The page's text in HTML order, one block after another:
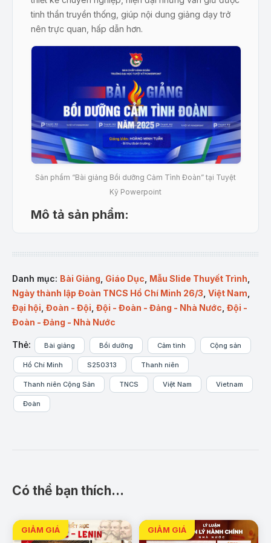
tinh thần truyền thống, giúp nội dung giảng dạy trở
nên trực quan, hấp dẫn hơn.
Sản phẩm “Bài giảng Bồi dưỡng Cảm Tình Đoàn” tại Tuyệt
Kỹ Powerpoint
Mô tả sản phẩm:
được xây dựng dựa trên chương trình bồi dưỡng
TNCS Hồ Chí Minh. Với32 slide, bộ bài giảng trình
bày rõ ràng, khoa học, giúp người học dễ dàng tiếp
thu và nắm vững các kiến thức quan trọng. Thiết kế
sinh động, màu sắc trang nhã, bố cục chặt chẽ, phù
hợp sử dụng trong các lớp tập huấn, bồi dưỡng
đoàn viên mới.
Nội dung chi tiết:
Lời dạy của Bác Hồ dành cho thanh niên:
Danh mục: Bài Giảng Giáo Dục Mẫu Slide Thuyết Trình
Ngày thành lập Đoàn TNCS Hồ Chí Minh 26/3 Việt Nam
Đại hội Đoàn - Đội Đội - Đoàn - Đảng - Nhà Nước Đội -
Đoàn - Đảng - Nhà Nước
Thẻ: Bài giảng Bồi dưỡng Cảm tình Cộng sản
Hồ Chí Minh S250313 Thanh niên
Thanh niên Cộng Sản TNCS Việt Nam Vietnam
Đoàn
Có thể bạn thích…